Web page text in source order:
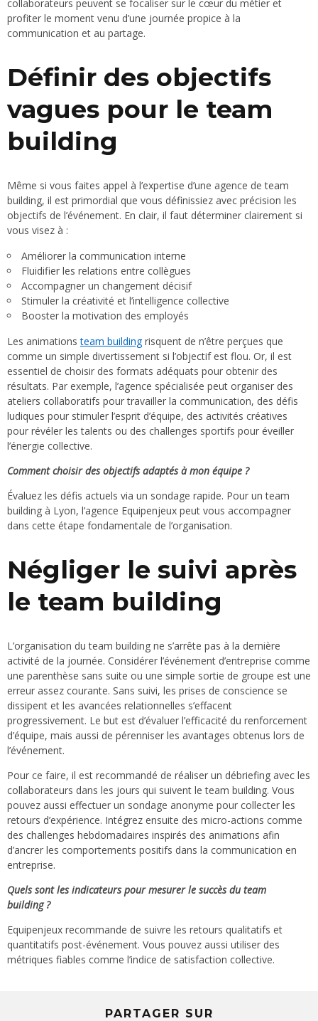
collaborateurs peuvent se focaliser sur le cœur du métier et
profiter le moment venu d’une journée propice à la
communication et au partage.
Définir des objectifs
vagues pour le team
building
Même si vous faites appel à l’expertise d’une agence de team
building, il est primordial que vous définissiez avec précision les
objectifs de l’événement. En clair, il faut déterminer clairement si
vous visez à :
Améliorer la communication interne
Fluidifier les relations entre collègues
Accompagner un changement décisif
Stimuler la créativité et l’intelligence collective
Booster la motivation des employés
Les animationsteam buildingrisquent de n’être perçues que
comme un simple divertissement si l’objectif est flou. Or, il est
essentiel de choisir des formats adéquats pour obtenir des
résultats. Par exemple, l’agence spécialisée peut organiser des
ateliers collaboratifs pour travailler la communication, des défis
ludiques pour stimuler l’esprit d’équipe, des activités créatives
pour révéler les talents ou des challenges sportifs pour éveiller
l’énergie collective.
Comment choisir des objectifs adaptés à mon équipe ?
Évaluez les défis actuels via un sondage rapide. Pour un team
building à Lyon, l’agence Equipenjeux peut vous accompagner
dans cette étape fondamentale de l’organisation.
Négliger le suivi après
le team building
L’organisation du team building ne s’arrête pas à la dernière
activité de la journée. Considérer l’événement d’entreprise comme
une parenthèse sans suite ou une simple sortie de groupe est une
erreur assez courante. Sans suivi, les prises de conscience se
dissipent et les avancées relationnelles s’effacent
progressivement. Le but est d’évaluer l’efficacité du renforcement
d’équipe, mais aussi de pérenniser les avantages obtenus lors de
l’événement.
Pour ce faire, il est recommandé de réaliser un débriefing avec les
collaborateurs dans les jours qui suivent le team building. Vous
pouvez aussi effectuer un sondage anonyme pour collecter les
retours d’expérience. Intégrez ensuite des micro-actions comme
des challenges hebdomadaires inspirés des animations afin
d’ancrer les comportements positifs dans la communication en
entreprise.
Quels sont les indicateurs pour mesurer le succès du team
building ?
Equipenjeux recommande de suivre les retours qualitatifs et
quantitatifs post-événement. Vous pouvez aussi utiliser des
métriques fiables comme l’indice de satisfaction collective.
PARTAGER SUR